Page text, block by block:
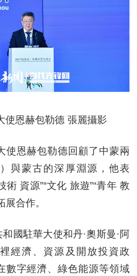
使恩赫包勒德 張麗攝影
恩赫包勒德回顧了中蒙兩
與蒙古的深厚淵源，他表
術 資源”“文化 旅遊”“青年 教
展合作。
駐華大使和丹·奧斯曼·阿
經濟、資源及開放投資政
數字經濟、綠色能源等領域